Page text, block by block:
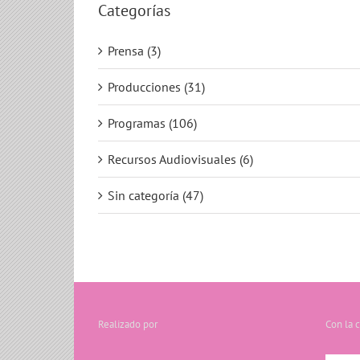
Categorías
Prensa (3)
Producciones (31)
Programas (106)
Recursos Audiovisuales (6)
Sin categoría (47)
Realizado por Con la